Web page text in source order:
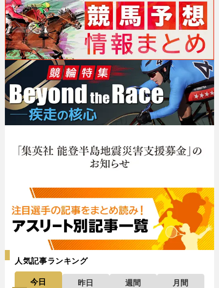
人気記事ランキング
今日 昨日 週間
月間